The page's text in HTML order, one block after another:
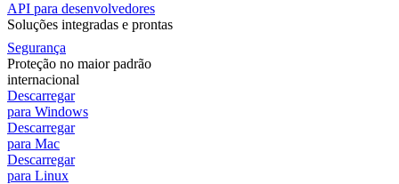
API para desenvolvedores
Soluções integradas e prontas
Segurança
Proteção no maior padrão
internacional
Descarregar
para Windows
Descarregar
para Mac
Descarregar
para Linux